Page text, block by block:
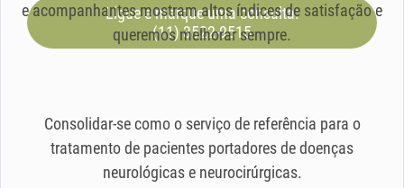
Ligue e marque uma consulta:
(11) 3522-9515
e acompanhantes mostram altos índices de satisfação e
queremos melhorar sempre.
Consolidar-se como o serviço de referência para o
tratamento de pacientes portadores de doenças
neurológicas e neurocirúrgicas.